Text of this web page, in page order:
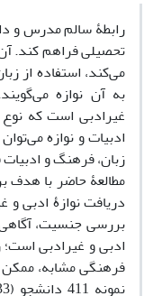
رابطۀ سالم مدرس و
تحصیلی فراهم کند.
می‌کند، استفاده از
به آن نوازه
غیرادبی است که
ادبیات و نوازه
زبان، فرهنگ و
مطالعۀ حاضر با هدف
دریافت نوازۀ ادبی
بررسی جنسیت، آگاهی
ادبی و غیرادبی
فرهنگی مشابه،